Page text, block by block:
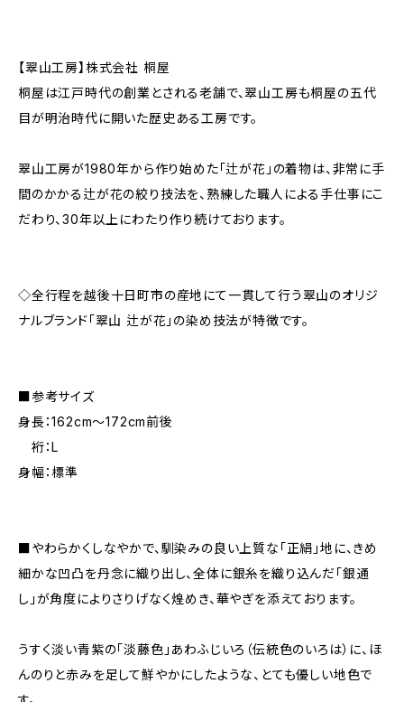
【翠山工房】株式会社 桐屋
桐屋は江戸時代の創業とされる老舗で、翠山工房も桐屋の五代
目が明治時代に開いた歴史ある工房です。
翠山工房が1980年から作り始めた「辻が花」の着物は、非常に手
間のかかる辻が花の絞り技法を、熟練した職人による手仕事にこ
だわり、30年以上にわたり作り続けております。
◇全行程を越後十日町市の産地にて一貫して行う翠山のオリジ
ナルブランド「翠山 辻が花」の染め技法が特徴です。
■参考サイズ
身長：162cm～172cm前後
裄：L
身幅：標準
■やわらかくしなやかで、馴染みの良い上質な「正絹」地に、きめ
細かな凹凸を丹念に織り出し、全体に銀糸を織り込んだ「銀通
し」が角度によりさりげなく煌めき、華やぎを添えております。
うすく淡い青紫の「淡藤色」あわふじいろ（伝統色のいろは）に、ほ
んのりと赤みを足して鮮やかにしたような、とても優しい地色で